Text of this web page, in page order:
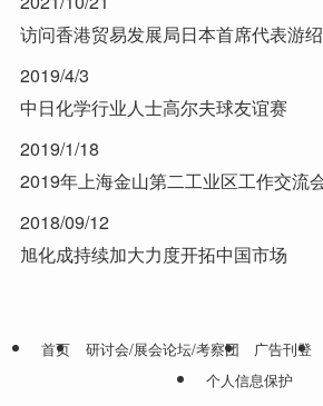
访问香港贸易发展局日本首席代表游
2019/4/3
中日化学行业人士高尔夫球友谊赛
2019/1/18
2019年上海金山第二工业区工作交流
2018/09/12
旭化成持续加大力度开拓中国市场
首页 研讨会/展会论坛/考察团 广告刊登
个人信息保护